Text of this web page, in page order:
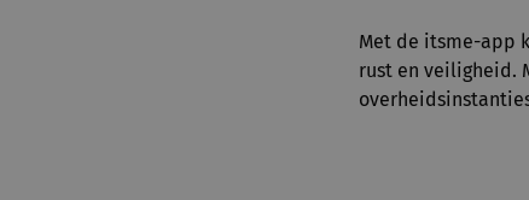
Met de itsme-app
rust en veiligheid.